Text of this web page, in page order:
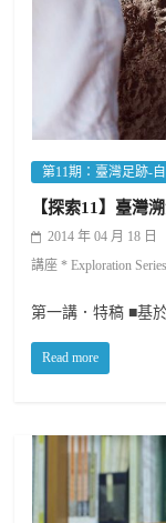
第11期：臺灣足跡-
【探索11】臺灣
2014 年 04 月 18 日
講座 * Exploration Series
第一講．特稿 ■基
Read more